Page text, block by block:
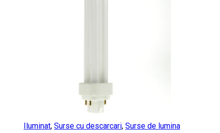
Iluminat, Surse cu descarcari, Surse de lumina